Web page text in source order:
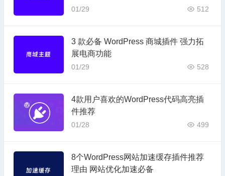
01/29 512
3 款必备 WordPress 商城插件 强力拓
展电商功能
01/29 528
4款用户喜欢的WordPress代码高亮插
件推荐
01/28 499
8个WordPress网站加速缓存插件推荐
理由 网站优化加速必备